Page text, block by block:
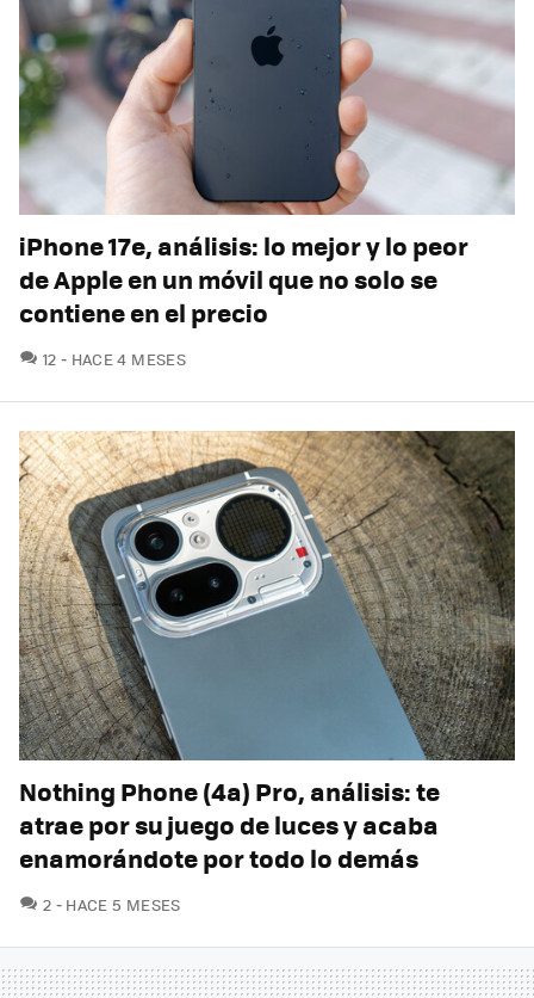
iPhone 17e, análisis: lo mejor y lo peor
de Apple en un móvil que no solo se
contiene en el precio
12 COMENTARIOS
HACE 4 MESES
Nothing Phone (4a) Pro, análisis: te
atrae por su juego de luces y acaba
enamorándote por todo lo demás
2 COMENTARIOS
HACE 5 MESES